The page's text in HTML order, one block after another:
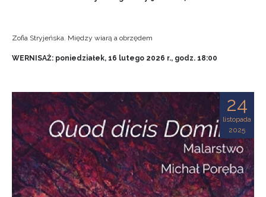
Zofia Stryjeńska. Między wiarą a obrzędem
WERNISAŻ: poniedziałek, 16 lutego 2026 r., godz. 18:00
24
listopada
2025